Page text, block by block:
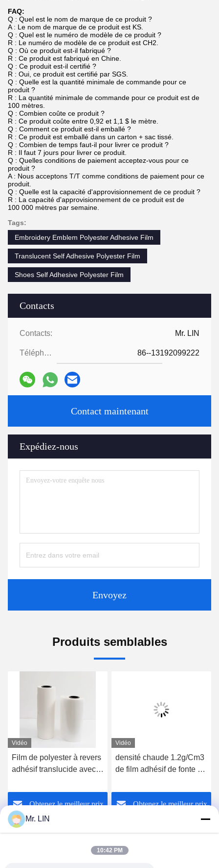
Contacts
Contacts: Mr. LIN
Téléphone: 86--13192099222
Contact maintenant
Expédiez-nous
Envoyez
FAQ:
Q : Quel est le nom de marque de ce produit ?
A : Le nom de marque de ce produit est KS.
Q : Quel est le numéro de modèle de ce produit ?
R : Le numéro de modèle de ce produit est CH2.
Q : Où ce produit est-il fabriqué ?
R : Ce produit est fabriqué en Chine.
Q : Ce produit est-il certifié ?
R : Oui, ce produit est certifié par SGS.
Q : Quelle est la quantité minimale de commande pour ce
produit ?
R : La quantité minimale de commande pour ce produit est de
100 mètres.
Q : Combien coûte ce produit ?
R : Ce produit coûte entre 0,92 et 1,1 $ le mètre.
Q : Comment ce produit est-il emballé ?
R : Ce produit est emballé dans un carton + sac tissé.
Q : Combien de temps faut-il pour livrer ce produit ?
R : Il faut 7 jours pour livrer ce produit.
Q : Quelles conditions de paiement acceptez-vous pour ce
produit ?
A : Nous acceptons T/T comme conditions de paiement pour ce
produit.
Q : Quelle est la capacité d'approvisionnement de ce produit ?
R : La capacité d'approvisionnement de ce produit est de
100 000 mètres par semaine.
Tags:
Embroidery Emblem Polyester Adhesive Film
Translucent Self Adhesive Polyester Film
Shoes Self Adhesive Polyester Film
Produits semblables
Vidéo
Film de polyester à revers
adhésif translucide avec
libération/résistance à la
traction 3.5MPa
Obtenez le meilleur prix
Vidéo
densité chaude 1.2g/Cm3
de film adhésif de fonte de
D'EXPLOSION élastique
avec le papier de
Obtenez le meilleur prix
Mr. LIN
10:42 PM